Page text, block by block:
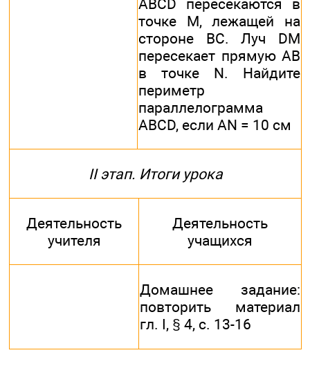
ABCD пересекаются в
точке М, лежащей на
стороне ВС. Луч DM
пересекает прямую АВ
в точке N. Найдите
периметр
параллелограмма
ABСD, если AN = 10 см
II этап. Итоги урока
Деятельность
учителя
Деятельность
учащихся
Домашнее задание:
повторить материал
гл. I, § 4, с. 13-16